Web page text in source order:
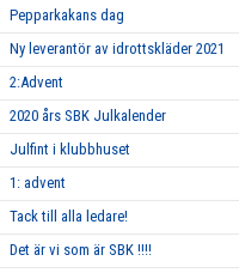
Pepparkakans dag
Ny leverantör av idrottskläder 2021
2:Advent
2020 års SBK Julkalender
Julfint i klubbhuset
1: advent
Tack till alla ledare!
Det är vi som är SBK !!!!